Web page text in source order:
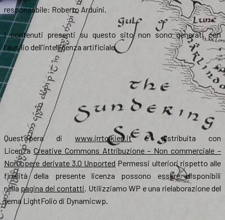
responsabile: Roberto Arduini.
I contenuti presenti su questo sito non sono generati con
l'ausilio dell'intelligenza artificiale.
Quest’opera diwww.jrrtolkien.itè distribuita con
Licenza Creative Commons Attribuzione – Non commerciale –
Non opere derivate 3.0 Unported Permessi ulteriori rispetto alle
finalità della presente licenza possono essere disponibili
nella pagina dei contatti. Utilizziamo WP e una rielaborazione del
tema LightFolio di Dynamicwp.